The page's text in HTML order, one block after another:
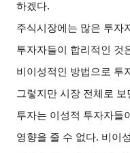
하겠다.
주식시장에는 많은 투자
투자자들이 합리적인 것
비이성적인 방법으로 투
그렇지만 시장 전체로
투자는 이성적 투자자들
영향을 줄 수 없다. 비이